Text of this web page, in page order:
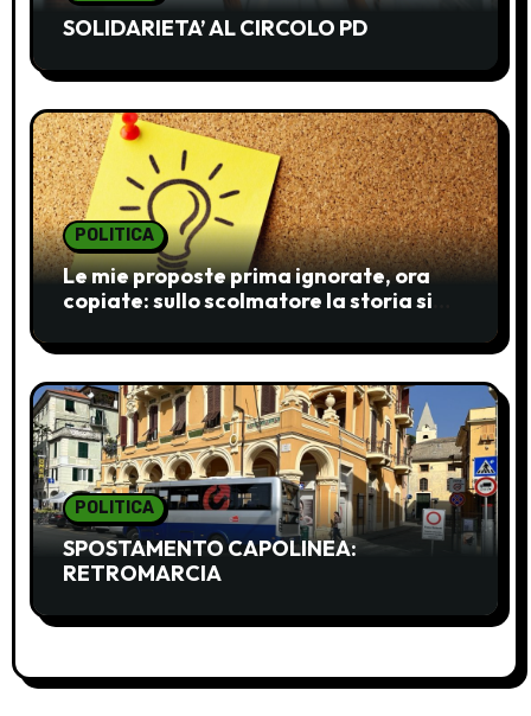
e
a
r
t
i
o
l
i
SOLIDARIETA’ AL CIRCOLO PD
POLITICA
Le mie proposte prima ignorate, ora
copiate: sullo scolmatore la storia si
POLITICA
SPOSTAMENTO CAPOLINEA:
RETROMARCIA